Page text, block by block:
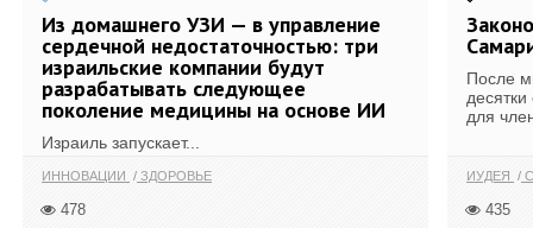
Из домашнего УЗИ — в управление
сердечной недостаточностью: три
израильские компании будут
разрабатывать следующее
поколение медицины на основе ИИ
Израиль запускает...
ИННОВАЦИИ ЗДОРОВЬЕ
478
После
для
ИУДЕЯ
435